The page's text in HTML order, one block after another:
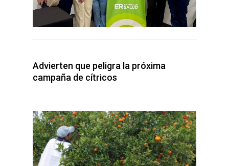
Advierten que peligra la próxima
campaña de cítricos